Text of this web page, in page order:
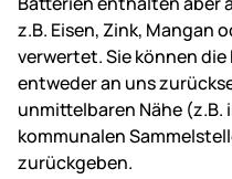
z.B. Eisen, Zink, Mangan
verwertet. Sie können
entweder an uns
unmittelbaren Nähe (z.B.
kommunalen
zurückgeben.